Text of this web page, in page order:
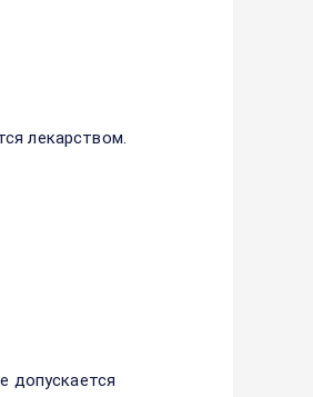
лекарством.
допускается